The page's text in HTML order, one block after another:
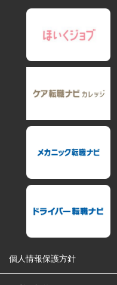
個人情報保護方針